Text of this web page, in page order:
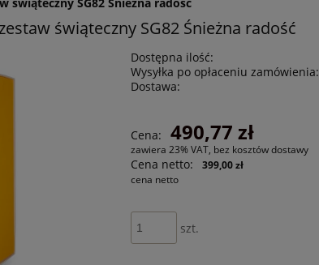
świąteczny SG82 Śnieżna radość
Dostępna ilość:
Wysyłka po opłaceniu zamówienia:
Dostawa:
Cena: 490,77 zł
zawiera 23% VAT, bez kosztów dostawy
Cena netto:
399,00 zł
cena netto
szt.